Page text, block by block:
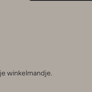
winkelmandje.